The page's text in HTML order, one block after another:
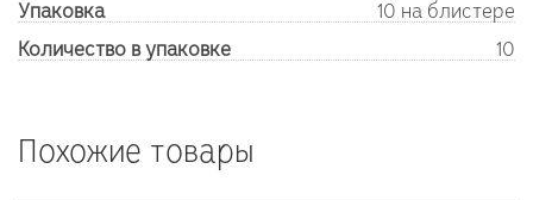
Упаковка
10 на блистере
Количество в упаковке
10
Похожие товары